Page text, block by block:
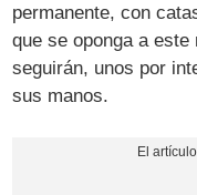
permanente, con
que se oponga a
seguirán, unos por
sus manos.